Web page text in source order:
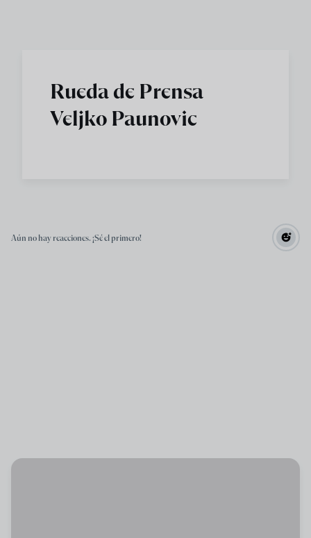
Rueda de Prensa
Veljko Paunovic
Aún no hay reacciones. ¡Sé el primero!